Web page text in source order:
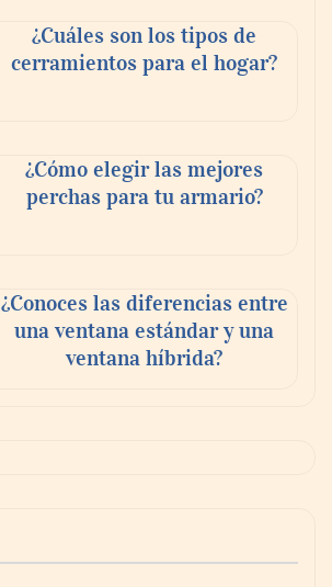
¿Cuáles son los tipos de
cerramientos para el hogar?
¿Cómo elegir las mejores
perchas para tu armario?
¿Conoces las diferencias entre
una ventana estándar y una
ventana híbrida?